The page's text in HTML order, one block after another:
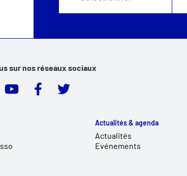
sur nos réseaux sociaux
Actualités & agenda
Actualités
Evénements